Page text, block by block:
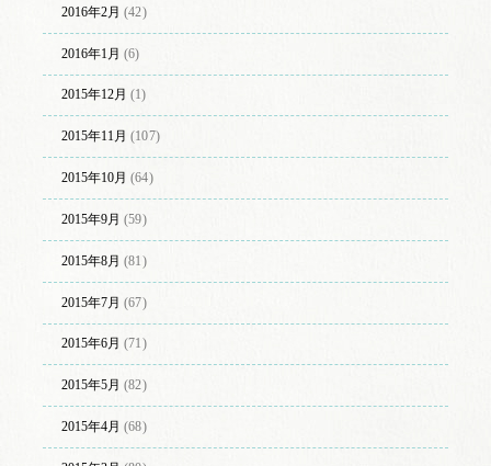
2016年2月 (42)
2016年1月 (6)
2015年12月 (1)
2015年11月 (107)
2015年10月 (64)
2015年9月 (59)
2015年8月 (81)
2015年7月 (67)
2015年6月 (71)
2015年5月 (82)
2015年4月 (68)